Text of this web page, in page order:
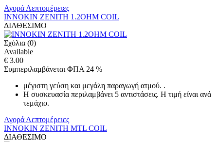
Αγορά Λεπτομέρειες
INNOKIN ZENITH 1.2OHM COIL
ΔΙΑΘΕΣΙΜΟ
Σχόλια (0)
Available
€ 3.00
Συμπεριλαμβάνεται ΦΠΑ 24 %
μέγιστη γεύση και μεγάλη παραγωγή ατμού. .
Η συσκευασία περιλαμβάνει 5 αντιστάσεις. H τιμή είναι ανά
τεμάχιο.
Αγορά Λεπτομέρειες
INNOKIN ZENITH MTL COIL
ΔΙΑΘΕΣΙΜΟ